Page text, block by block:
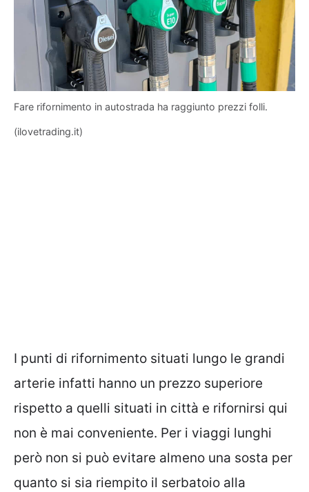
Fare rifornimento in autostrada ha raggiunto prezzi folli.
(ilovetrading.it)
I punti di rifornimento situati lungo le grandi
arterie infatti hanno un prezzo superiore
rispetto a quelli situati in città e rifornirsi qui
non è mai conveniente. Per i viaggi lunghi
però non si può evitare almeno una sosta per
quanto si sia riempito il serbatoio alla